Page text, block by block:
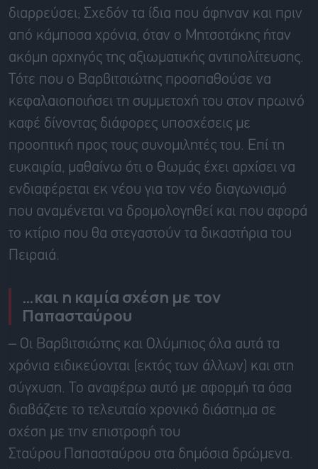
διαρρεύσει; Σχεδόν τα ίδια που άφηναν και πριν
από κάμποσα χρόνια, όταν ο Μητσοτάκης ήταν
ακόμη αρχηγός της αξιωματικής αντιπολίτευσης.
Τότε που ο Βαρβιτσιώτης προσπαθούσε να
κεφαλαιοποιήσει τη συμμετοχή του στον πρωινό
καφέ δίνοντας διάφορες υποσχέσεις με
προοπτική προς τους συνομιλητές του. Επί τη
ευκαιρία, μαθαίνω ότι ο Θωμάς έχει αρχίσει να
ενδιαφέρεται εκ νέου για τον νέο διαγωνισμό
που αναμένεται να δρομολογηθεί και που αφορά
το κτίριο που θα στεγαστούν τα δικαστήρια του
Πειραιά.
…και η καμία σχέση με τον
Παπασταύρου
– Οι Βαρβιτσιώτης και Ολύμπιος όλα αυτά τα
χρόνια ειδικεύονται (εκτός των άλλων) και στη
σύγχυση. Το αναφέρω αυτό με αφορμή τα όσα
διαβάζετε το τελευταίο χρονικό διάστημα σε
σχέση με την επιστροφή του
Σταύρου
Παπασταύρου στα δημόσια δρώμενα.